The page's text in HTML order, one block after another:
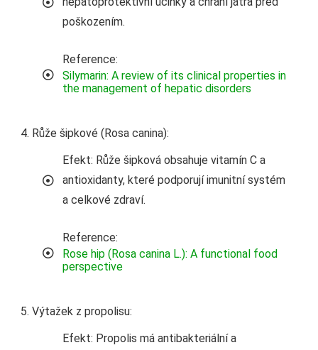
poškozením.
Reference:
Silymarin: A review of its clinical properties in
the management of hepatic disorders
Růže šipkové (Rosa canina):
Efekt: Růže šipková obsahuje vitamín C a
antioxidanty, které podporují imunitní systém
a celkové zdraví.
Reference:
Rose hip (Rosa canina L.): A functional food
perspective
Výtažek z propolisu:
Efekt: Propolis má antibakteriální a